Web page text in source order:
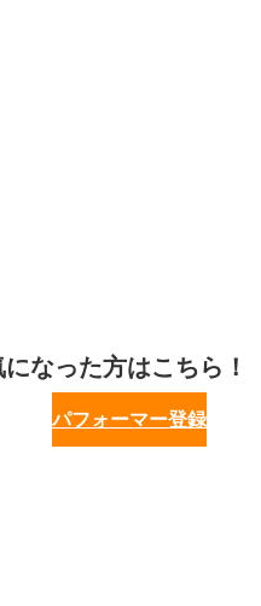
なった方はこちら！
パフォーマー登録